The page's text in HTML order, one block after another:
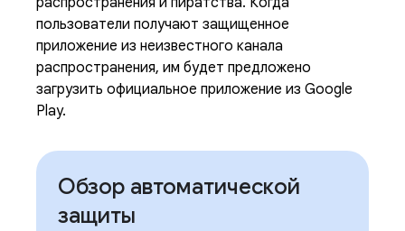
пользователи получают защищенное
приложение из неизвестного канала
распространения, им будет предложено
загрузить официальное приложение из Google
Play.
Обзор автоматической
защиты